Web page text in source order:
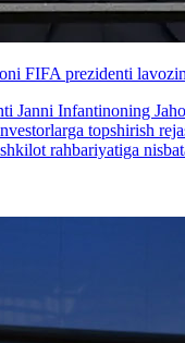
FIFA prezidenti
Janni Infantinoning
topshirish
rahbariyatiga